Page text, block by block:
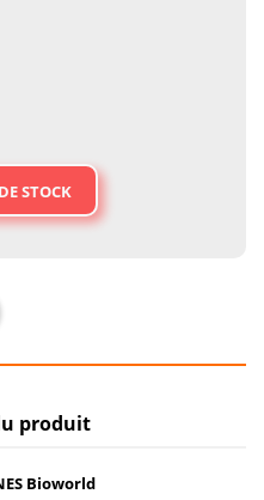
STOCK
produit
Bioworld